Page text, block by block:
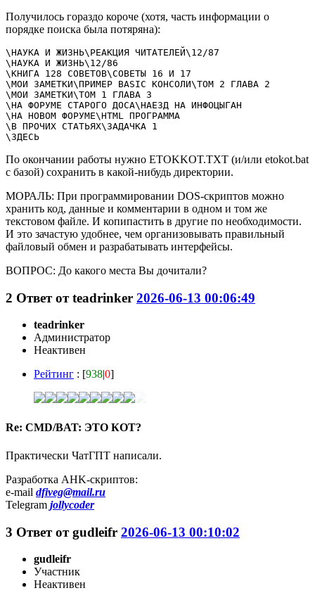
Получилось гораздо короче (хотя, часть информации о
порядке поиска была потяряна):
\НАУКА И ЖИЗНЬ\РЕАКЦИЯ ЧИТАТЕЛЕЙ\12/87
\НАУКА И ЖИЗНЬ\12/86
\КНИГА 128 СОВЕТОВ\СОВЕТЫ 16 И 17
\МОИ ЗАМЕТКИ\ПРИМЕР BASIC КОНСОЛИ\ТОМ 2 ГЛАВА 2
\МОИ ЗАМЕТКИ\ТОМ 1 ГЛАВА 3
\НА ФОРУМЕ СТАРОГО ДОСА\НАЕЗД НА ИНФОЦЫГАН
\НА НОВОМ ФОРУМЕ\HTML ПРОГРАММА
\В ПРОЧИХ СТАТЬЯХ\ЗАДАЧКА 1
\ЗДЕСЬ
По окончании работы нужно ETOKKOT.TXT (и/или etokot.bat
c базой) сохранить в какой-нибудь директории.
МОРАЛЬ: При программировании DOS-скриптов можно
хранить код, данные и комментарии в одном и том же
текстовом файле. И копипастить в другие по необходимости.
И это зачастую удобнее, чем организовывать правильный
файловый обмен и разрабатывать интерфейсы.
ВОПРОС: До какого места Вы дочитали?
2 Ответ отteadrinker 2026-06-13 00:06:49
teadrinker
Администратор
Неактивен
Рейтинг : [938|0]
Re: CMD/BAT: ЭТО КОТ?
Практически ЧатГПТ написали.
Разработка AHK-скриптов:
e-mail dfiveg@mail.ru
Telegram jollycoder
3 Ответ отgudleifr 2026-06-13 00:10:02
gudleifr
Участник
Неактивен